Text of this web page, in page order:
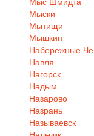
Мыски
Мытищи
Мышкин
Набережные
Навля
Нагорск
Надым
Назарово
Назрань
Называевск